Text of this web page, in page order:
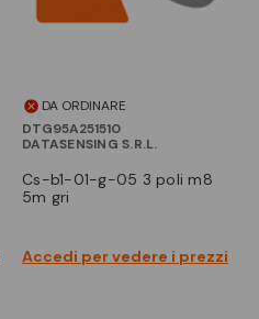
DA ORDINARE
DTG95A251510
DATASENSING S.R.L.
cs-b1-01-g-05 3 poli m8
5m gri
Accedi per vedere i prezzi